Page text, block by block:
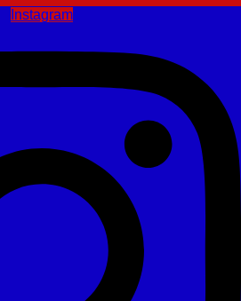
Instagram